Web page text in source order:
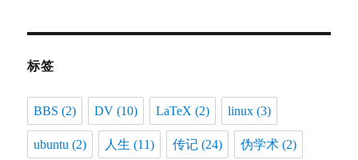
标签
BBS (2) DV (10) LaTeX (2) linux (3)
ubuntu (2) 人生 (11) 传记 (24) 伪学术 (2)